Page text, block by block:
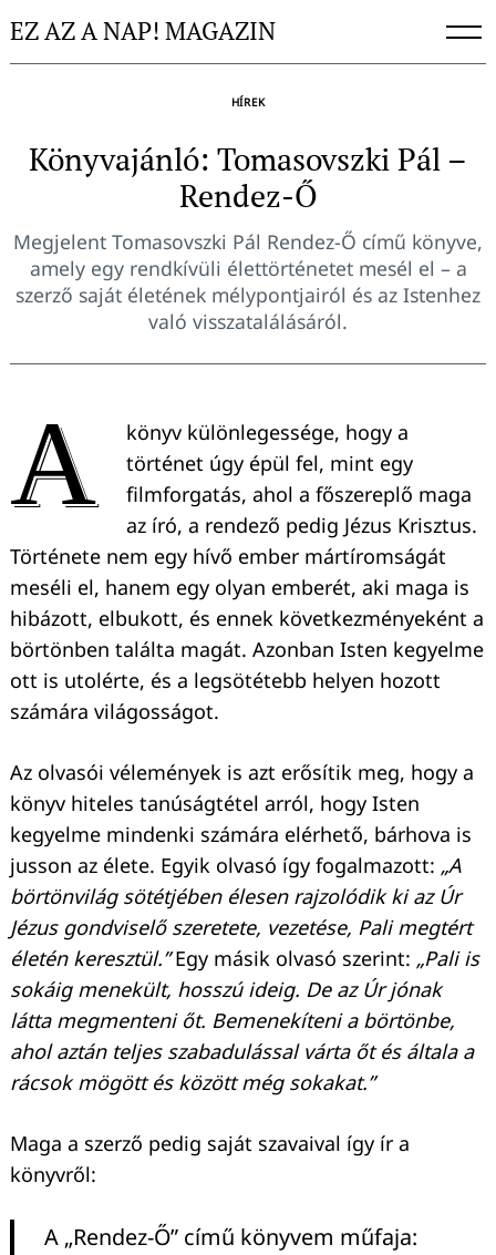
toEZ AZ A NAP! MAGAZIN
HÍREK
Könyvajánló: Tomasovszki Pál –
Rendez-Ő
Megjelent Tomasovszki Pál Rendez-Ő című könyve,
amely egy rendkívüli élettörténetet mesél el – a
szerző saját életének mélypontjairól és az Istenhez
való visszatalálásáról.
A
könyv különlegessége, hogy a
történet úgy épül fel, mint egy
filmforgatás, ahol a főszereplő maga
az író, a rendező pedig Jézus Krisztus.
Története nem egy hívő ember mártíromságát
meséli el, hanem egy olyan emberét, aki maga is
hibázott, elbukott, és ennek következményeként a
börtönben találta magát. Azonban Isten kegyelme
ott is utolérte, és a legsötétebb helyen hozott
számára világosságot.
Az olvasói vélemények is azt erősítik meg, hogy a
könyv hiteles tanúságtétel arról, hogy Isten
kegyelme mindenki számára elérhető, bárhova is
jusson az élete. Egyik olvasó így fogalmazott: „A
börtönvilág sö­tétjében élesen rajzolódik ki az Úr
Jézus gondviselő szeretete, vezetése, Pali meg­tért
életén keresztül.”Egy másik olvasó szerint: „Pali is
sokáig menekült, hosszú ideig. De az Úr jónak
látta megmenteni őt. Bemenekíteni a börtönbe,
ahol aztán teljes szabadulással várta őt és általa a
rácsok mögött és között még sokakat.”
Maga a szerző pedig saját szavaival így ír a
könyvről:
A „Rendez-Ő” című könyvem műfaja: